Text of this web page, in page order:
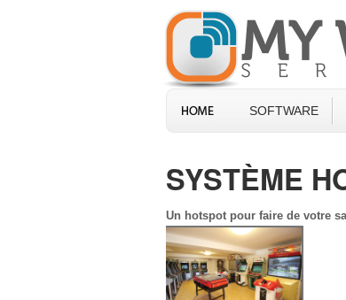
SOFTWARE
SYSTÈME
Un hotspot pour faire de votre